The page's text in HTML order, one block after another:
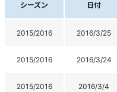
シーズン 日付
2015/2016 2016/3/25
2015/2016 2016/3/24
2015/2016 2016/3/4